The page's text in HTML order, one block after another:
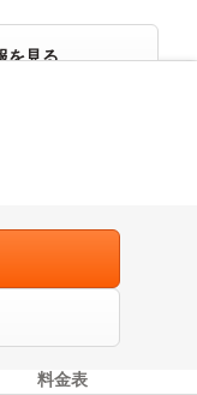
を見る
料金表